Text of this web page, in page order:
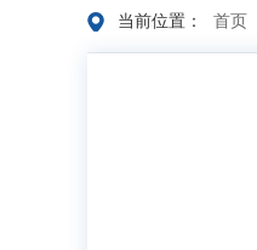
当前位置： 首页